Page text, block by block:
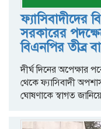
ফ্যাসিবাদীদের
সরকারের
বিএনপির তীব্র
দীর্ঘ দিনের অপেক্ষার
থেকে ফ্যাসিবাদী
ঘোষণাকে স্বাগত